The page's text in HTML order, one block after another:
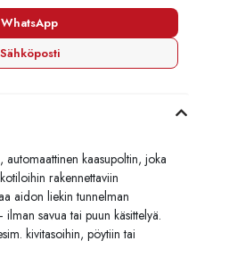
WhatsApp
Sähköposti
kaasupoltin, joka
rakennettaviin
aidon liekin tunnelman
savua tai puun käsittelyä.
kivitasoihin, pöytiin tai